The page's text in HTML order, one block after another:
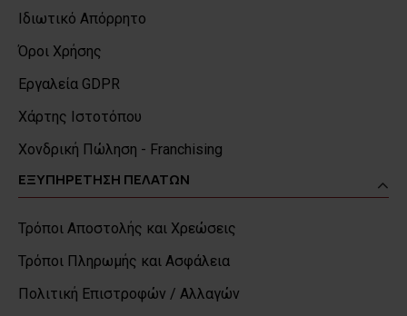
Ιδιωτικό Απόρρητο
Όροι Χρήσης
Εργαλεία GDPR
Χάρτης Ιστοτόπου
Χονδρική Πώληση - Franchising
ΕΞΥΠΗΡΕΤΗΣΗ ΠΕΛΑΤΩΝ
Τρόποι Αποστολής και Χρεώσεις
Τρόποι Πληρωμής και Ασφάλεια
Πολιτική Επιστροφών / Αλλαγών